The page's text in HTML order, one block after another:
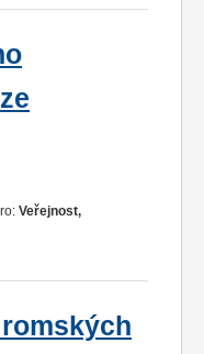
Veřejnost,